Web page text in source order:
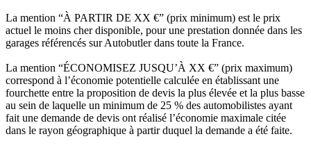
La mention “À PARTIR DE XX €” (prix minimum) est le prix
actuel le moins cher disponible, pour une prestation donnée dans les
garages référencés sur Autobutler dans toute la France.
La mention “ÉCONOMISEZ JUSQU’À XX €” (prix maximum)
correspond à l’économie potentielle calculée en établissant une
fourchette entre la proposition de devis la plus élevée et la plus basse
au sein de laquelle un minimum de 25 % des automobilistes ayant
fait une demande de devis ont réalisé l’économie maximale citée
dans le rayon géographique à partir duquel la demande a été faite.